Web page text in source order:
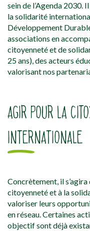
sein de l’Agenda 2030.
la solidarité
Développement
associations en
citoyenneté et de
25 ans), des acteurs
valorisant nos
AGIR POUR LA
INTERNATIONALE
Concrètement, il
citoyenneté et à la
valoriser leurs
en réseau. Certaines
objectif sont déjà